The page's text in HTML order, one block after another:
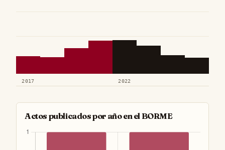
2017 2022
Actos publicados por año en el BORME